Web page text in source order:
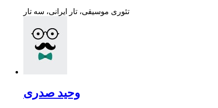
تئوری موسیقی، تار ایرانی، سه تار
وحید صدری